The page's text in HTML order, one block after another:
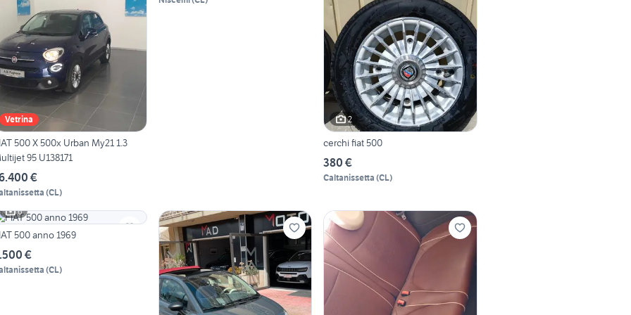
Vetrina
500 X 500x Urban My21 1.3
95 U138171
€
(CL)
2
cerchi fiat 500
380 €
Caltanissetta (CL)
6
500 anno 1969
€
(CL)